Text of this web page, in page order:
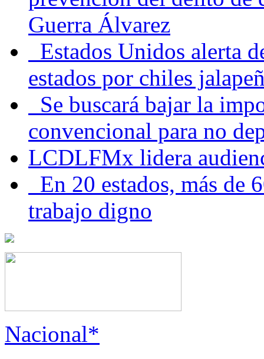
Guerra Álvarez
Estados Unidos alerta
estados por chiles
Se buscará bajar la
convencional para no
LCDLFMx lidera
En 20 estados, más de
trabajo digno
Nacional*